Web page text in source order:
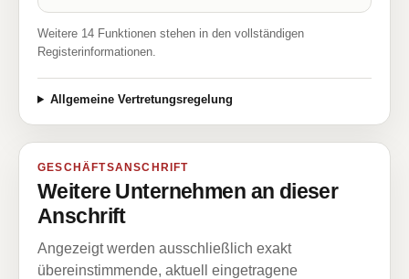
Weitere 14 Funktionen stehen in den vollständigen
Registerinformationen.
Allgemeine Vertretungsregelung
GESCHÄFTSANSCHRIFT
Weitere Unternehmen an dieser
Anschrift
Angezeigt werden ausschließlich exakt
übereinstimmende, aktuell eingetragene